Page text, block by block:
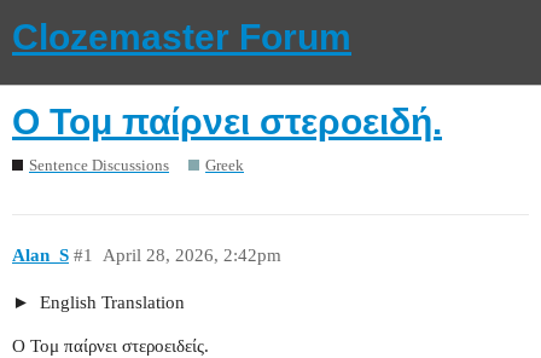
Clozemaster Forum
Ο Τομ παίρνει στεροειδή.
Sentence Discussions Greek
Alan_S April 28, 2026, 2:42pm
#1
English Translation
Ο Τομ παίρνει στεροειδείς.